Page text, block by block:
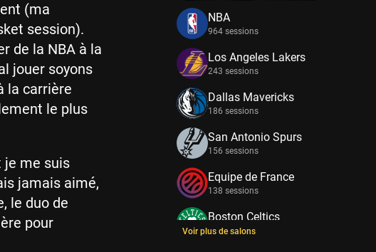
(ma
session).
de la NBA à la
jouer soyons
la carrière
le plus
je me suis
jamais aimé,
le duo de
pour
NBA
964 sessions
Los Angeles Lakers
243 sessions
Dallas Mavericks
186 sessions
San Antonio Spurs
156 sessions
Equipe de France
138 sessions
Boston Celtics
133 sessions
Voir plus de salons